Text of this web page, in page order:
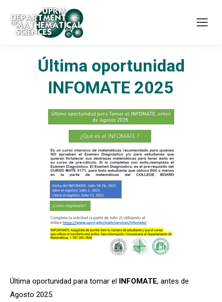
Última oportunidad
INFOMATE 2025
Última oportunidad para tomar el INFOMATE, antes de
Agosto 2025.